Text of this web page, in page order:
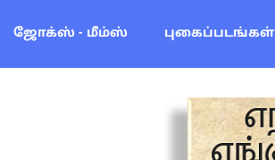
ஜோக்ஸ் - மீம்ஸ் புகைப்படங்கள்